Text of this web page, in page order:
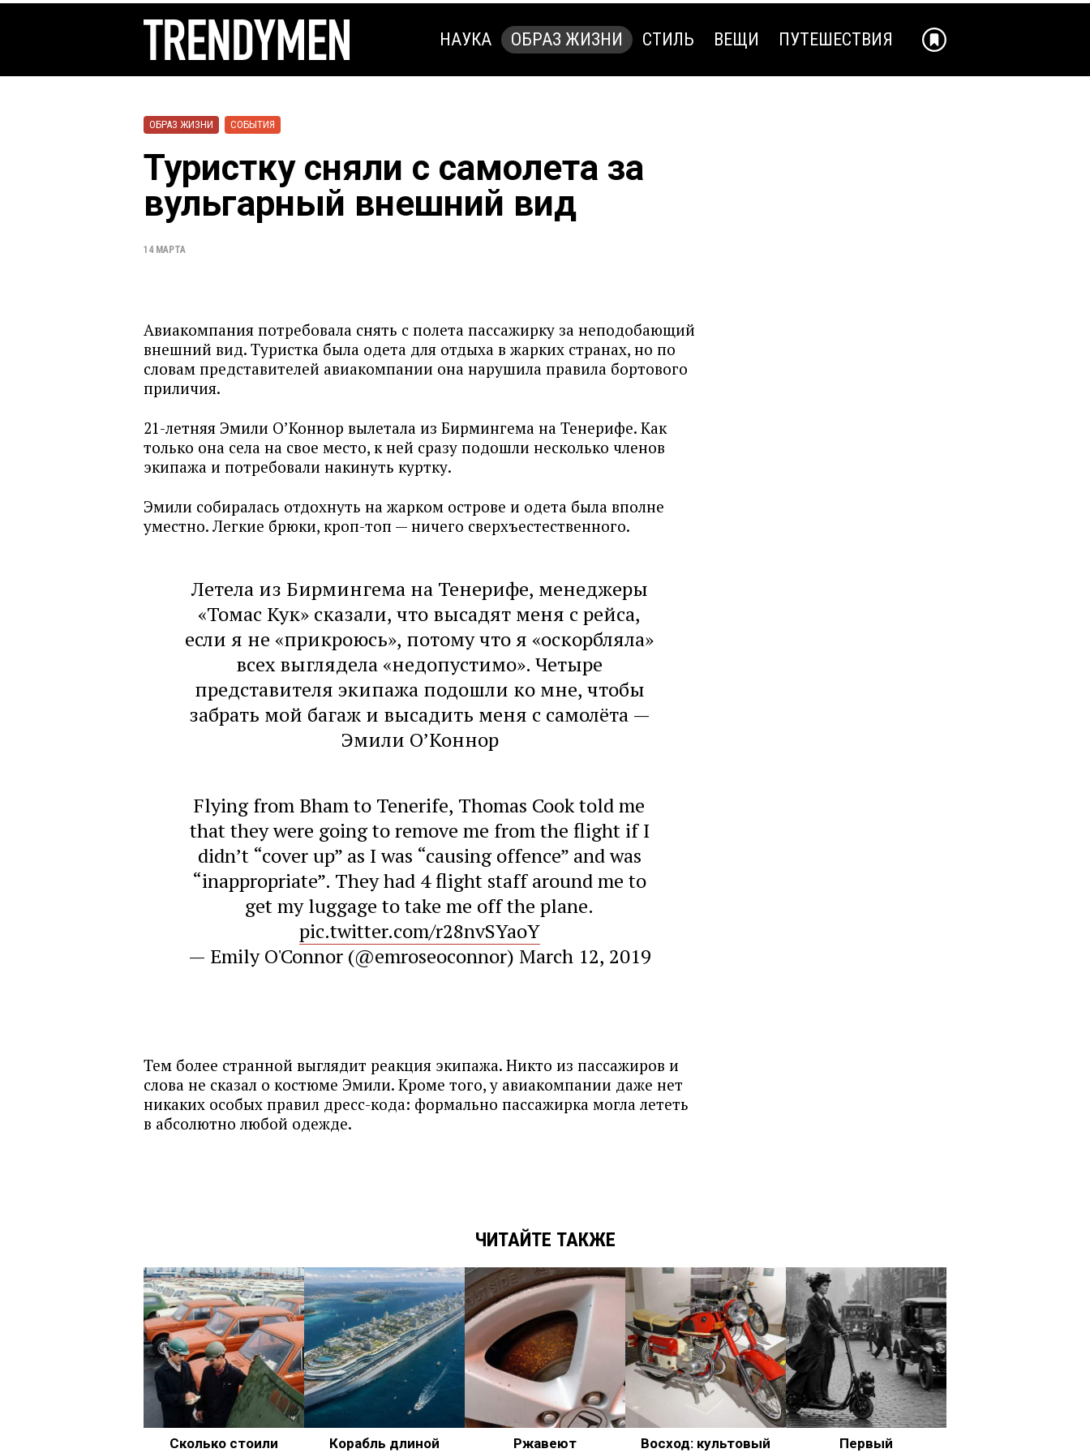
НАУКА ОБРАЗ ЖИЗНИ СТИЛЬ ВЕЩИ ПУТЕШЕСТВИЯ
ОБРАЗ ЖИЗНИ СОБЫТИЯ
Туристку сняли с самолета за
вульгарный внешний вид
14 МАРТА
Авиакомпания потребовала снять с полета пассажирку за неподобающий
внешний вид. Туристка была одета для отдыха в жарких странах, но по
словам представителей авиакомпании она нарушила правила бортового
приличия.
21-летняя Эмили О’Коннор вылетала из Бирмингема на Тенерифе. Как
только она села на свое место, к ней сразу подошли несколько членов
экипажа и потребовали накинуть куртку.
Эмили собиралась отдохнуть на жарком острове и одета была вполне
уместно. Легкие брюки, кроп-топ — ничего сверхъестественного.
Летела из Бирмингема на Тенерифе, менеджеры
«Томас Кук» сказали, что высадят меня с рейса,
если я не «прикроюсь», потому что я «оскорбляла»
всех выглядела «недопустимо». Четыре
представителя экипажа подошли ко мне, чтобы
забрать мой багаж и высадить меня с самолёта —
Эмили О’Коннор
Flying from Bham to Tenerife, Thomas Cook told me
that they were going to remove me from the flight if I
didn’t “cover up” as I was “causing offence” and was
“inappropriate”. They had 4 flight staff around me to
get my luggage to take me off the plane.
pic.twitter.com/r28nvSYaoY
— Emily O'Connor (@emroseoconnor) March 12, 2019
Тем более странной выглядит реакция экипажа. Никто из пассажиров и
слова не сказал о костюме Эмили. Кроме того, у авиакомпании даже нет
никаких особых правил дресс-кода: формально пассажирка могла лететь
в абсолютно любой одежде.
ЧИТАЙТЕ ТАКЖЕ
Сколько стоили
Корабль длиной
Ржавеют
Восход: культовый
Первый